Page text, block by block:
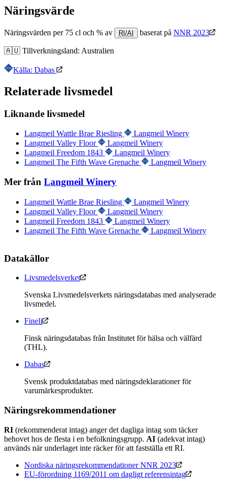
Näringsvärde
Näringsvärden per 75 cl och % av RI/AI baserat på NNR 2023
🇦🇺 Tillverkningsland: Australien
Källa: Dabas
Relaterade livsmedel
Liknande livsmedel
Langmeil Wattle Brae Riesling
Langmeil Winery
Langmeil Valley Floor
Langmeil Winery
Langmeil Freedom 1843
Langmeil Winery
Langmeil The Fifth Wave Grenache
Langmeil Winery
Mer från Langmeil Winery
Langmeil Wattle Brae Riesling
Langmeil Winery
Langmeil Valley Floor
Langmeil Winery
Langmeil Freedom 1843
Langmeil Winery
Langmeil The Fifth Wave Grenache
Langmeil Winery
Datakällor
Livsmedelsverket
Svenska Livsmedelsverkets näringsdatabas med analyserade
livsmedel.
Fineli
Finsk näringsdatabas från Institutet för hälsa och välfärd
(THL).
Dabas
Svensk produktdatabas med näringsdeklarationer för
varumärkesprodukter.
Näringsrekommendationer
RI (rekommenderat intag) anger det dagliga intag som täcker
behovet hos de flesta i en befolkningsgrupp. AI (adekvat intag)
används när underlaget inte räcker för att fastställa ett RI.
Nordiska näringsrekommendationer NNR 2023
EU-förordning 1169/2011 om dagligt referensintag